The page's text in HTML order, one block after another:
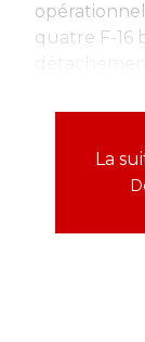
quatre F-16
La